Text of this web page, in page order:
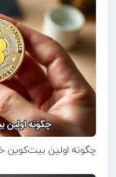
چگونه اولین بیت‌کوین